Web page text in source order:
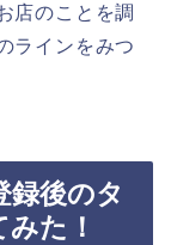
店のことを調
ラインをみつ
録後のタ
た！